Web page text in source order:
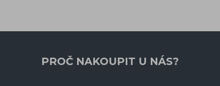
PROČ NAKOUPIT U NÁS?